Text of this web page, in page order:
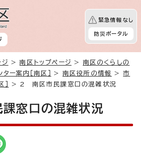
緊急情報なし
防災ポータル
ジ >南区トップページ > 南区のくらしの
ー案内［南区］ > 南区役所の情報 > 市
> 2 南区市民課窓口の混雑状況
窓口の混雑状況